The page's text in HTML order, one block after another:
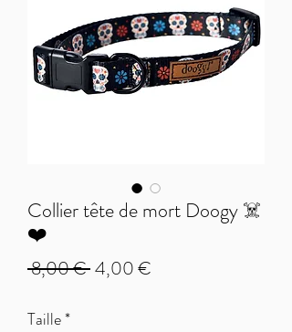
Collier tête de mort Doogy ☠️
❤️
8,00 € Prix
4,00 €
Taille*